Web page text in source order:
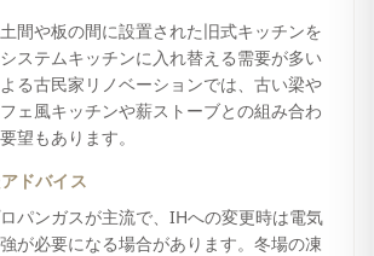
間や板の間に設置された旧式キッチンを
ステムキッチンに入れ替える需要が多い
る古民家リノベーションでは、古い梁や
ェ風キッチンや薪ストーブとの組み合わ
望もあります。
ドバイス
パンガスが主流で、IHへの変更時は電気
が必要になる場合があります。冬場の凍